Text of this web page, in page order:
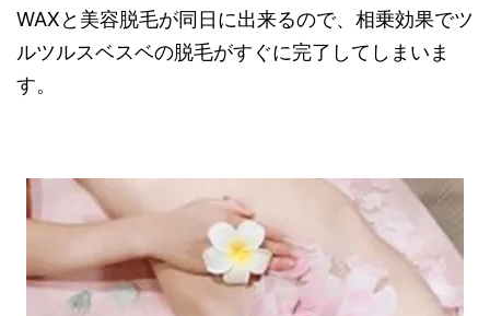
WAXと美容脱毛が同日に出来るので、相乗効果でツ
ルツルスベスベの脱毛がすぐに完了してしまいま
す。